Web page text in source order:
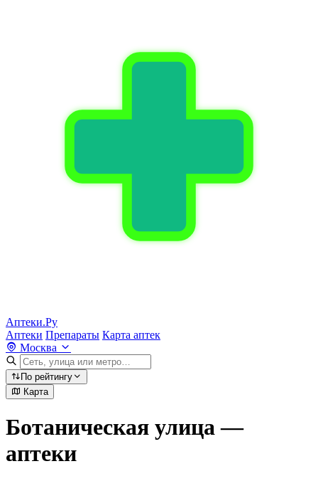
Аптеки.Ру
Аптеки Препараты Карта аптек
Москва
По рейтингу
Карта
Ботаническая улица —
аптеки